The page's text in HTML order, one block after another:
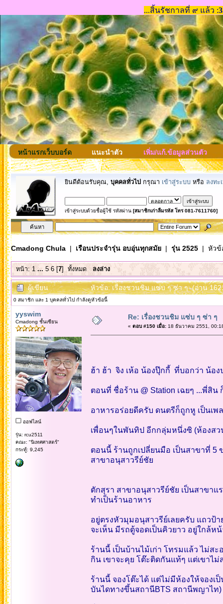
หน้าแรกเว็บบอร์ด แนะนำตัว เพิ่ม/แก้.ข้อมูลส่วนตัว
ยินดีต้อนรับคุณ, บุคคลทั่วไป กรุณา เข้าสู่ระบบ หรือ ลงทะ
เข้าสู่ระบบด้วยชื่อผู้ใช้ รหัสผ่าน [สมาชิกเก่าลืมรหัส โทร 081-7611760]
Cmadong Chula| เรือนประจำรุ่น อบอุ่นทุกสมัย| รุ่น 2525| หัวข้
หน้า:1 ... 5 6[7] ทั้งหมด ลงล่าง
ผู้เขียน หัวข้อ: เรื่องชวนชิม แซ่บ ๆ ซ่า ๆ (อ่าน
0 สมาชิก และ 1 บุคคลทั่วไป กำลังดูหัวข้อนี้
yyswim
Cmadong ชั้นเซียน
ออฟไลน์
รุ่น: rcu2511
คณะ: "นิเทศศาสตร์"
กระทู้: 9,245
Re: เรื่องชวนชิม แซ่บ ๆ ซ่า ๆ
« ตอบ #150 เมื่อ:18 ธันวาคม 2551,
ฮ้า ฮ้า จิง เห้อ น้องปุ๊กกี้ ที่บอกว่า น้อ
ตอนที่ ชื่อร้าน @ Station เฉยๆ ...พี่สิ
อาหารอร่อยดีครับ ดนตรีก็ถูกหู เป็นเพ
เพื่อนๆในพันทิป อีกกลุ่มหนึ่งซิ (ห้องส
ตอนนี้ ร้านถูกเปลี่ยนมือ เป็นสาขาที่ 5
สาขาอนุสาวรีย์ชัย
ตักสุรา สาขาอนุสาวรีย์ชัย เป็นสาขาแ
ทำเป็นร้านอาหาร
อยู่ตรงหัวมุมอนุสาวรีย์เลยครับ แถวป้
จะเห็น มีรถตู้จอดเป็นคิวยาว อยู่ใกล้ห
ร้านนี้ เป็นบ้านไม้เก่า โทรมแล้ว ไม่ส
กิน เขาจะคุย โต๊ะติดกันแท้ๆ แต่เขาไ
ร้านนี้ จองโต๊ะได้ แต่ไม่มีห้องให้จองเ
บันไดทางขึ้นสถานีBTS สถานีพญาไท)